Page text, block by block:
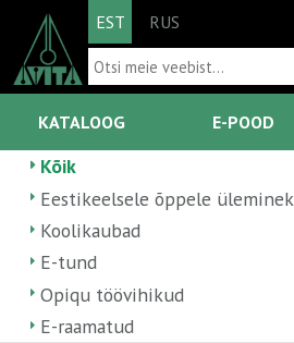
EST RUS
KATALOOG E-POOD
Kõik
Eestikeelsele õppele üleminek
Koolikaubad
E-tund
Opiqu töövihikud
E-raamatud